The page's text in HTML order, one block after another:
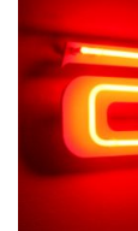
Писатели
Поэты